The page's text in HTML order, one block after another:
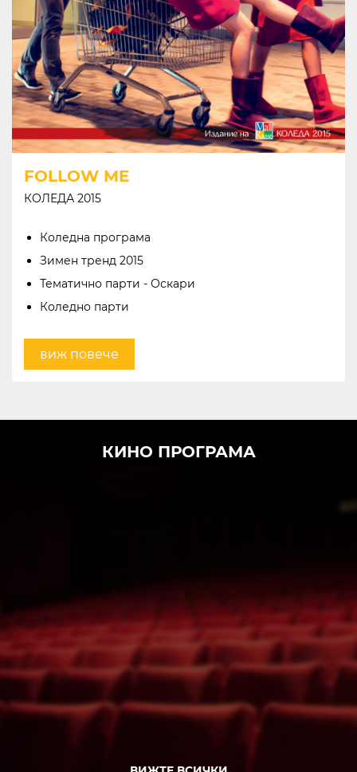
FOLLOW ME
КОЛЕДА 2015
Коледна програма
Зимен тренд 2015
Тематично парти - Оскари
Коледно парти
виж повече
КИНО ПРОГРАМА